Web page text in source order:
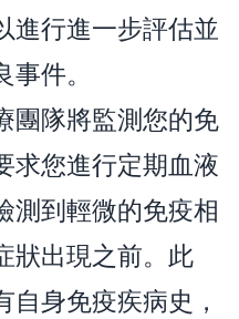
進行進一步評估並
件。
團隊將監測您的免
求您進行定期血液
測到輕微的免疫相
狀出現之前。此
身免疫疾病史，